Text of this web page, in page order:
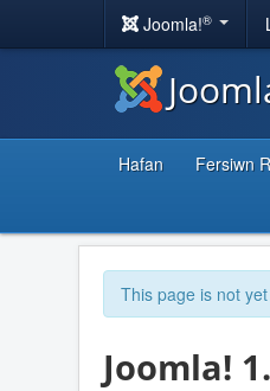
Joomla!®
Hafan Fersiwn
This page is not
Joomla!